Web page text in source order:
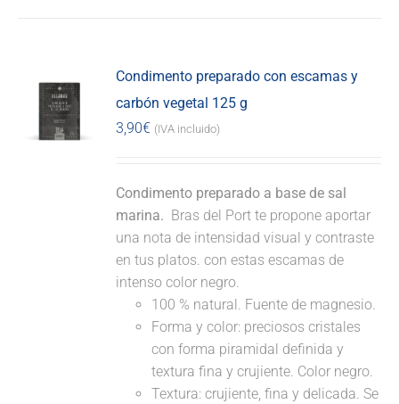
Condimento preparado con escamas y
carbón vegetal 125 g
3,90€ (IVA incluido)
Condimento preparado a base de sal
marina. Bras del Port te propone aportar
una nota de intensidad visual y contraste
en tus platos. con estas escamas de
intenso color negro.
100 % natural. Fuente de magnesio.
Forma y color: preciosos cristales
con forma piramidal definida y
textura fina y crujiente. Color negro.
Textura: crujiente, fina y delicada. Se